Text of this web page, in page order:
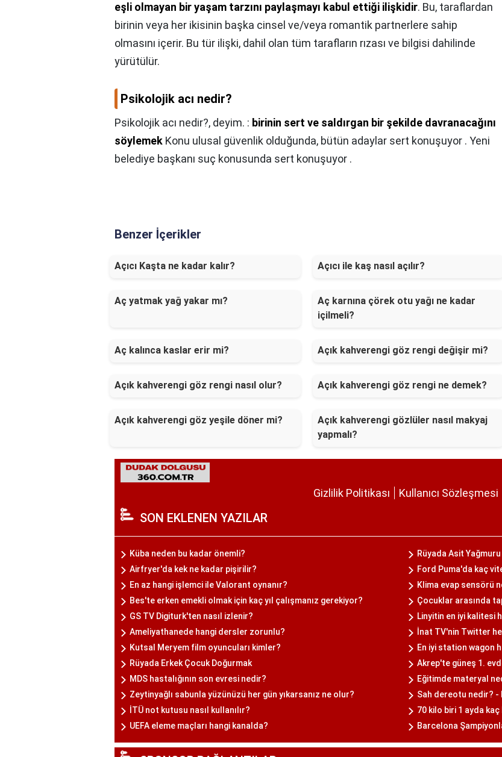
eşli olmayan bir yaşam tarzını paylaşmayı kabul ettiği ilişkidir. Bu, taraflardan
birinin veya her ikisinin başka cinsel ve/veya romantik partnerlere sahip
olmasını içerir. Bu tür ilişki, dahil olan tüm tarafların rızası ve bilgisi dahilinde
yürütülür.
Psikolojik acı nedir?
Psikolojik acı nedir?, deyim. : birinin sert ve saldırgan bir şekilde davranacağını
söylemek Konu ulusal güvenlik olduğunda, bütün adaylar sert konuşuyor . Yeni
belediye başkanı suç konusunda sert konuşuyor .
Benzer İçerikler
Açıcı Kaşta ne kadar kalır? Açıcı ile kaş nasıl açılır?
Aç yatmak yağ yakar mı?
Aç karnına çörek otu yağı ne kadar
içilmeli?
Aç kalınca kaslar erir mi? Açık kahverengi göz rengi değişir mi?
Açık kahverengi göz rengi nasıl olur? Açık kahverengi göz rengi ne demek?
Açık kahverengi göz yeşile döner mi?
Açık kahverengi gözlüler nasıl makyaj
yapmalı?
Gizlilik Politikası Kullanıcı Sözleşmesi
SON EKLENEN YAZILAR
Küba neden bu kadar önemli?
Rüyada Asit
Airfryer'da kek ne kadar pişirilir?
Ford Puma'da kaç
En az hangi işlemci ile Valorant oynanır?
Klima evap sensörü
Bes'te erken emekli olmak için kaç yıl çalışmanız gerekiyor?
Çocuklar arasında
GS TV Digiturk'ten nasıl izlenir?
Linyitin en iyi kalitesi
Ameliyathanede hangi dersler zorunlu?
İnat TV'nin Twitter
Kutsal Meryem film oyuncuları kimler?
En iyi station wagon
Rüyada Erkek Çocuk Doğurmak
Akrep'te güneş 1.
MDS hastalığının son evresi nedir?
Eğitimde materyal
Zeytinyağlı sabunla yüzünüzü her gün yıkarsanız ne olur?
Sah dereotu nedir? -
İTÜ not kutusu nasıl kullanılır?
70 kilo biri 1 ayda
UEFA eleme maçları hangi kanalda?
Barcelona